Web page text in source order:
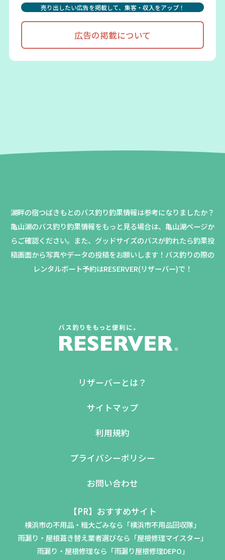
売り出したい広告を掲載して、集客・収入をアップ！
広告の掲載について
湖畔の宿つばきもとのバス釣り釣果情報は参考になりましたか？
亀山湖のバス釣り釣果情報をもっと見る場合は、亀山湖ページか
らご確認ください。 また、グッドサイズのバスが釣れたら釣果投
稿画面から写真やデータの投稿をお願いします！バス釣りの際の
レンタルボート予約はRESERVER(リザーバー)で！
リザーバーとは？
サイトマップ
利用規約
プライバシーポリシー
お問い合わせ
【PR】おすすめサイト
横浜市の不用品・粗大ごみなら「横浜市不用品回収隊」
雨漏り・屋根葺き替え業者選びなら「屋根修理マイスター」
雨漏り・屋根修理なら「雨漏り屋根修理DEPO」